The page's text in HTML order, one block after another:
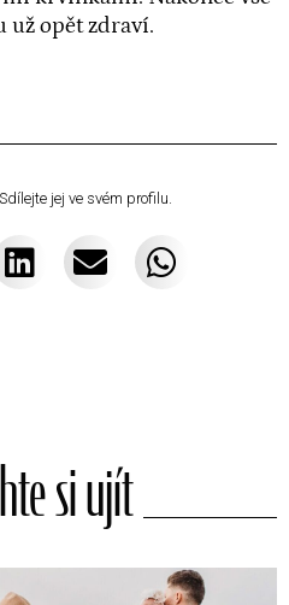
už opět zdraví.
jej ve svém profilu.
si ujít